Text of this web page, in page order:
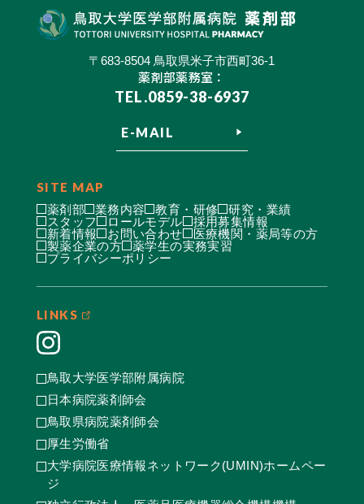
〒683-8504 鳥取県米子市西町36-1
薬剤部薬務室：
TEL.0859-38-6937
E-MAIL
SITE MAP
薬剤部 業務内容 教育・研修
研究・業績
スタッフ
ロールモデル
採用募集情報
新着情報
お問い合わせ
医療機関・薬局等の方
製薬企業の方
薬学生の実務実習
プライバシーポリシー
LINKS
鳥取大学医学部附属病院
日本病院薬剤師会
鳥取県病院薬剤師会
厚生労働省
大学病院医療情報ネットワーク(UMIN)ホームペー
ジ